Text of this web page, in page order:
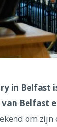
in Belfast
Belfast
om zijn